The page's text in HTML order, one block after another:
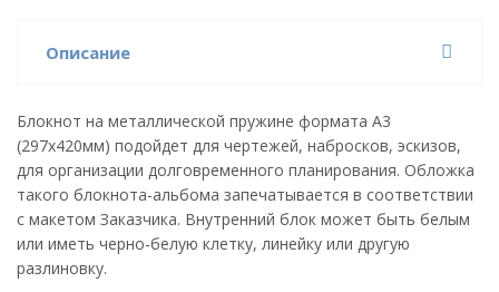
Описание
Блокнот на металлической пружине формата А3
(297х420мм) подойдет для чертежей, набросков, эскизов,
для организации долговременного планирования. Обложка
такого блокнота-альбома запечатывается в соответствии
с макетом Заказчика. Внутренний блок может быть белым
или иметь черно-белую клетку, линейку или другую
разлиновку.